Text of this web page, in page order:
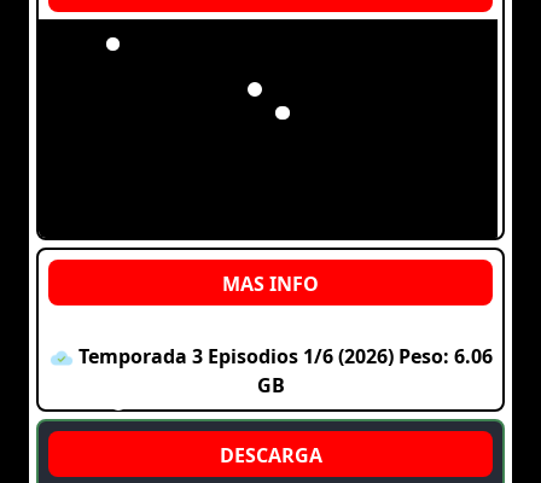
Temporada 3 Episodios 1/6 (2026) Peso: 6.06
GB